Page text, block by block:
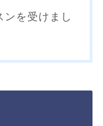
ンを受けまし